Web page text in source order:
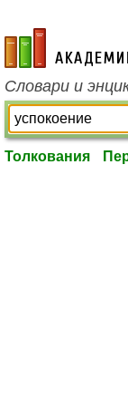
academic.ru
Словари и
Толкования